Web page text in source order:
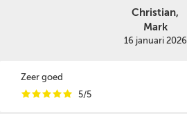
Christian,
Mark
16 januari 2026
Zeer goed
iiiii 5/5